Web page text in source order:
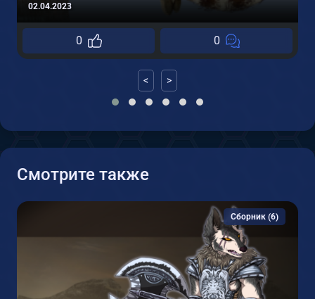
02.04.2023
0 0
< >
Смотрите также
Сборник (6)